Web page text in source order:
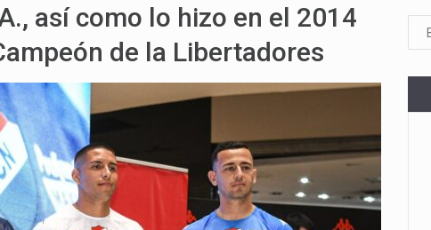
así como lo hizo en el 2014
de la Libertadores